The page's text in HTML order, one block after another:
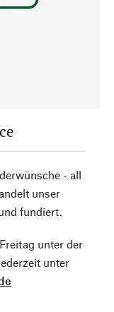
- all
unser
fundiert.
unter der
unter